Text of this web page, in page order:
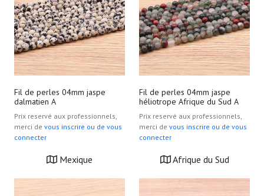
Fil de perles 04mm jaspe
dalmatien A
Prix reservé aux professionnels,
merci de vous inscrire ou de vous
connecter
Mexique
Fil de perles 04mm jaspe
héliotrope Afrique du Sud A
Prix reservé aux professionnels,
merci de vous inscrire ou de vous
connecter
Afrique du Sud